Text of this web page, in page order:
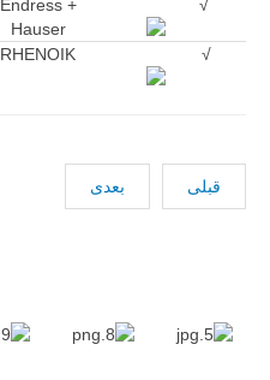
√
Endress +
Hauser
√
RHENOIK
قبلی بعدی